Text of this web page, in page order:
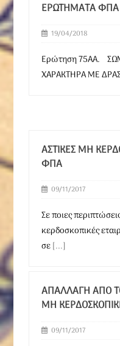
ΕΡΩΤΉΜΑΤΑ ΦΠΑ
19/04/2018
Ερώτηση 75AA.
ΧΑΡΑΚΤΗΡΑ ΜΕ
ΑΣΤΙΚΈΣ ΜΗ
ΦΠΑ
09/11/2017
Σε ποιες
κερδοσκοπικές
σε[...]
ΑΠΑΛΛΑΓΉ ΑΠΌ
ΜΗ
09/11/2017